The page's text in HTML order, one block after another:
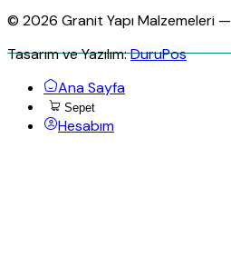
© 2026 Granit Yapı Malzemeleri —
Tasarım ve Yazılım:DuruPos
Ana Sayfa
Sepet
Hesabım